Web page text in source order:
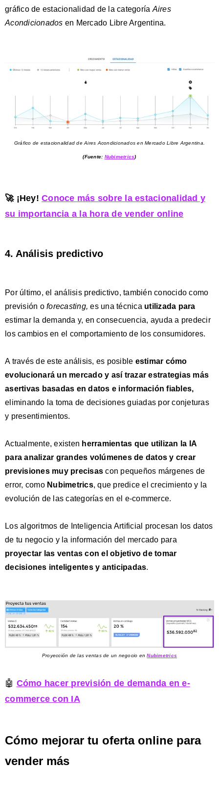
gráfico de estacionalidad de la categoría Aires
Acondicionados en Mercado Libre Argentina.
Gráfico de estacionalidad de Aires Acondicionados en Mercado Libre Argentina.
(Fuente: Nubimetrics)
🚀 ¡Hey! Conoce más sobre la estacionalidad y
su importancia a la hora de vender online
4. Análisis predictivo
Por último, el análisis predictivo, también conocido como
previsión o forecasting, es una técnica utilizada para
estimar la demanda y, en consecuencia, ayuda a predecir
los cambios en el comportamiento de los consumidores.
A través de este análisis, es posible estimar cómo
evolucionará un mercado y así trazar estrategias más
asertivas basadas en datos e información fiables,
eliminando la toma de decisiones guiadas por conjeturas
y presentimientos.
Actualmente, existen herramientas que utilizan la IA
para analizar grandes volúmenes de datos y crear
previsiones muy precisas con pequeños márgenes de
error, comoNubimetrics, que predice el crecimiento y la
evolución de las categorías en el e-commerce.
Los algoritmos de Inteligencia Artificial procesan los datos
de tu negocio y la información del mercado para
proyectar las ventas con el objetivo de tomar
decisiones inteligentes y anticipadas.
Proyección de las ventas de un negocio enNubimetrics
🤖 Cómo hacer previsión de demanda en e-
commerce con IA
Cómo mejorar tu oferta online para
vender más